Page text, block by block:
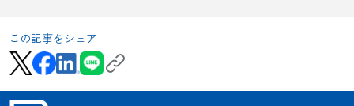
この記事をシェア